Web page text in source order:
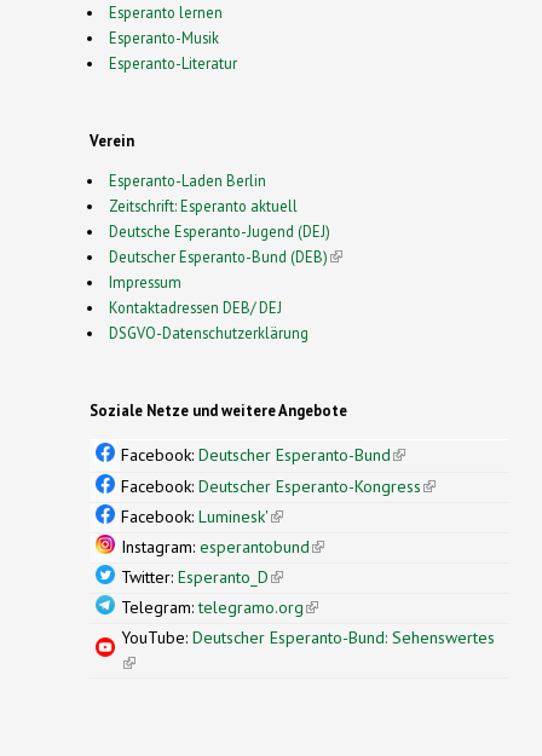
Esperanto lernen
Esperanto-Musik
Esperanto-Literatur
Verein
Esperanto-Laden Berlin
Zeitschrift: Esperanto aktuell
Deutsche Esperanto-Jugend (DEJ)
Deutscher Esperanto-Bund (DEB)(link is external)
Impressum
Kontaktadressen DEB/ DEJ
DSGVO-Datenschutzerklärung
Soziale Netze und weitere Angebote
Facebook: Deutscher Esperanto-Bund(link is
external)
Facebook: Deutscher Esperanto-Kongress(link is
Facebook: Luminesk'(link is external)
Instagram: esperantobund(link is external)
Twitter: Esperanto_D(link is external)
Telegram:telegramo.org(link is external)
YouTube: Deutscher Esperanto-Bund: Sehenswertes
(link is external)